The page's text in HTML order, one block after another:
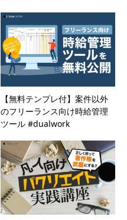
【無料テンプレ付】案件以外
のフリーランス向け時給管理
ツール #dualwork